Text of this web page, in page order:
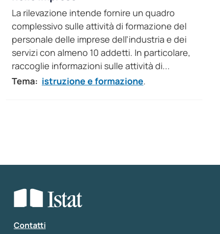
La rilevazione intende fornire un quadro
complessivo sulle attività di formazione del
personale delle imprese dell’industria e dei
servizi con almeno 10 addetti. In particolare,
raccoglie informazioni sulle attività di...
Tema: istruzione e formazione.
Contatti